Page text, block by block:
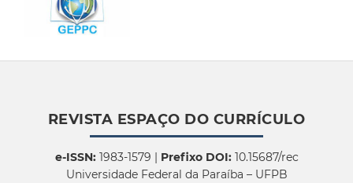
REVISTA ESPAÇO DO CURRÍCULO
e-ISSN:1983-1579 | Prefixo DOI:10.15687/rec
Universidade Federal da Paraíba – UFPB